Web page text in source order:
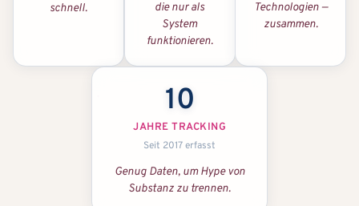
schnell.
die nur als
System
funktionieren.
Technologien —
zusammen.
10
JAHRE TRACKING
Seit 2017 erfasst
Genug Daten, um Hype von
Substanz zu trennen.